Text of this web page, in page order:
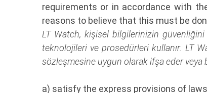
requirements or in accordance with
reasons to believe that this must be
LT Watch, kişisel bilgilerinizin
teknolojileri ve prosedürleri kullanır. LT
sözleşmesine uygun olarak ifşa eder veya
a) satisfy the express provisions of